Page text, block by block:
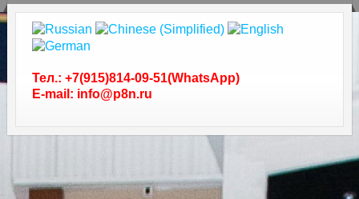
Тел.: +7(915)814-09-51(WhatsApp)
E-mail: info@p8n.ru